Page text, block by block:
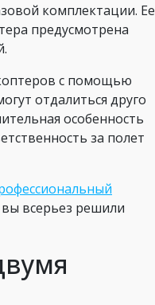
комплектации. Ее
предусмотрена
с помощью
отдалиться друго
особенность
за полет
всерьез решили